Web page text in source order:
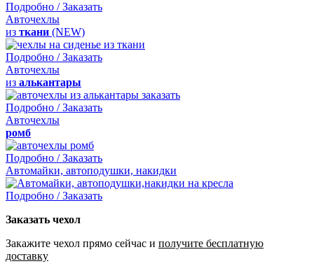
Подробно / Заказать
Авточехлы
из ткани (NEW)
Подробно / Заказать
Авточехлы
из алькантары
Подробно / Заказать
Авточехлы
ромб
Подробно / Заказать
Автомайки, автоподушки, накидки
Подробно / Заказать
Заказать чехол
Закажите чехол прямо сейчас и получите бесплатную
доставку